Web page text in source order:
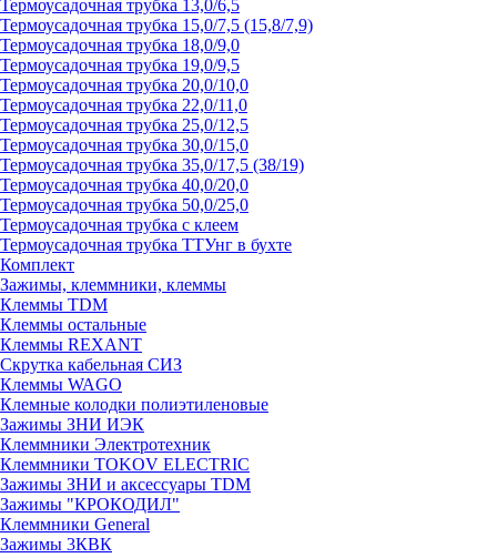
Термоусадочная трубка 13,0/6,5
Термоусадочная трубка 15,0/7,5 (15,8/7,9)
Термоусадочная трубка 18,0/9,0
Термоусадочная трубка 19,0/9,5
Термоусадочная трубка 20,0/10,0
Термоусадочная трубка 22,0/11,0
Термоусадочная трубка 25,0/12,5
Термоусадочная трубка 30,0/15,0
Термоусадочная трубка 35,0/17,5 (38/19)
Термоусадочная трубка 40,0/20,0
Термоусадочная трубка 50,0/25,0
Термоусадочная трубка с клеем
Термоусадочная трубка ТТУнг в бухте
Комплект
Зажимы, клеммники, клеммы
Клеммы TDM
Клеммы остальные
Клеммы REXANT
Скрутка кабельная СИЗ
Клеммы WAGO
Клемные колодки полиэтиленовые
Зажимы ЗНИ ИЭК
Клеммники Электротехник
Клеммники TOKOV ELECTRIC
Зажимы ЗНИ и аксессуары TDM
Зажимы "КРОКОДИЛ"
Клеммники General
Зажимы 3КВК